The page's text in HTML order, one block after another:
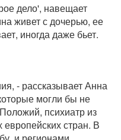
дело', навещает
живет с дочерью, ее
иногда даже бьет.
- рассказывает Анна
могли бы не
психиатр из
стран. В